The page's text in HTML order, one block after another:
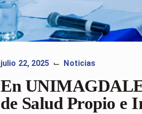
julio 22, 2025 ⌙ Noticias
En
de Salud Propio e